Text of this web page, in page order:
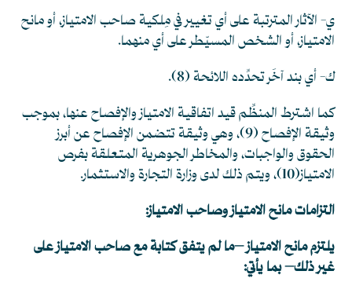
ي- الآثار المترتبة على أي تغيير في مِلكية صاحب الامتياز، أو مانح
الامتياز، أو الشخص المسيّطر على أي منهما.
ك- أي بند آخَر تحدِّده اللائحة(8)
.
كما اشترط المنظِّم قيد اتفاقية الامتياز والإفصاح عنها، بموجب
وثيقة الإفصاح(9)
، وهي وثيقة تتضمن الإفصاح عن أبرز
الحقوق والواجبات، والمخاطر الجوهرية المتعلقة بفرص
الامتياز(10)
، ويتم ذلك لدى وزارة التجارة والاستثمار.
التزامات مانح الامتياز وصاحب الامتياز:
يلتزم مانح الامتياز –ما لم يتفق كتابة مع صاحب الامتياز على
غير ذلك– بما يأتي: